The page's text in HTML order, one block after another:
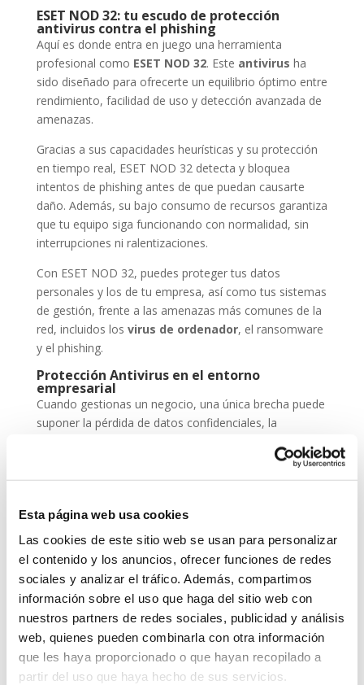
Esta página web usa cookies
Las cookies de este sitio web se usan para personalizar
el contenido y los anuncios, ofrecer funciones de redes
sociales y analizar el tráfico. Además, compartimos
información sobre el uso que haga del sitio web con
nuestros partners de redes sociales, publicidad y análisis
web, quienes pueden combinarla con otra información
que les haya proporcionado o que hayan recopilado a
partir del uso que haya hecho de sus servicios.
ESET NOD 32: tu escudo de protección
antivirus contra el phishing
Aquí es donde entra en juego una herramienta
profesional como ESET NOD 32. Este antivirus ha
sido diseñado para ofrecerte un equilibrio óptimo entre
rendimiento, facilidad de uso y detección avanzada de
amenazas.
Gracias a sus capacidades heurísticas y su protección
en tiempo real, ESET NOD 32 detecta y bloquea
intentos de phishing antes de que puedan causarte
daño. Además, su bajo consumo de recursos garantiza
que tu equipo siga funcionando con normalidad, sin
interrupciones ni ralentizaciones.
Con ESET NOD 32, puedes proteger tus datos
personales y los de tu empresa, así como tus sistemas
de gestión, frente a las amenazas más comunes de la
red, incluidos los virus de ordenador, el ransomware
y el phishing.
Protección Antivirus en el entorno
empresarial
Cuando gestionas un negocio, una única brecha puede
suponer la pérdida de datos confidenciales, la
protección antivirusno
puede ser una opción, sino una inversión
cibernética.
ESET NOD 32 ofrece versiones adaptadas para
entornos empresariales, con consolas de
administración remota y escaneos programados. De
este modo, puedes garantizar que todos los
dispositivos de tu red estén seguros, actualizados y
libres de amenazas.
Grupo-System, ¿Quiénes somos?